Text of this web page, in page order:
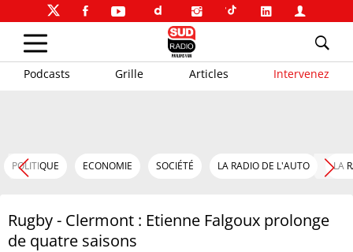
Podcasts Grille Articles Intervenez
POLITIQUE ECONOMIE SOCIÉTÉ LA RADIO DE L'AUTO LA
Rugby - Clermont : Etienne Falgoux prolonge
de quatre saisons